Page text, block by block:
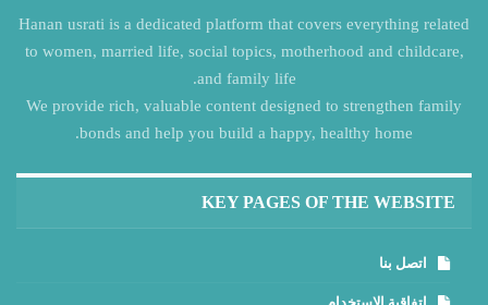
Hanan usrati is a dedicated platform that covers everything related
to women, married life, social topics, motherhood and childcare,
and family life.
We provide rich, valuable content designed to strengthen family
bonds and help you build a happy, healthy home.
KEY PAGES OF THE WEBSITE
اتصل بنا